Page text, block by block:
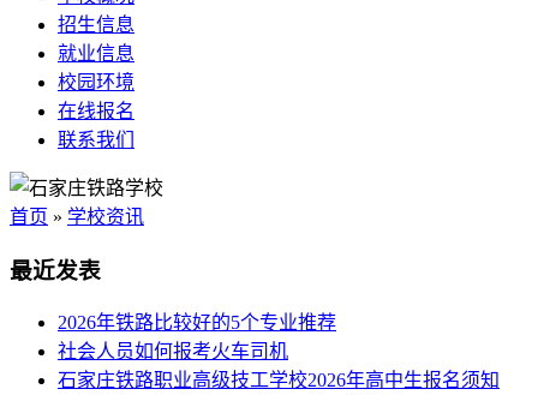
招生信息
就业信息
校园环境
在线报名
联系我们
首页 » 学校资讯
最近发表
2026年铁路比较好的5个专业推荐
社会人员如何报考火车司机
​石家庄铁路职业高级技工学校2026年高中生报名须知